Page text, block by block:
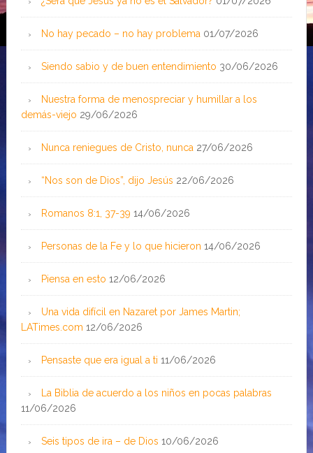
No hay pecado – no hay problema 01/07/2026
Siendo sabio y de buen entendimiento 30/06/2026
Nuestra forma de menospreciar y humillar a los
demás-viejo 29/06/2026
Nunca reniegues de Cristo, nunca 27/06/2026
“Nos son de Dios”, dijo Jesús 22/06/2026
Romanos 8:1, 37-39 14/06/2026
Personas de la Fe y lo que hicieron 14/06/2026
Piensa en esto 12/06/2026
Una vida difícil en Nazaret por James Martin;
LATimes.com 12/06/2026
Pensaste que era igual a ti 11/06/2026
La Biblia de acuerdo a los niños en pocas palabras
11/06/2026
Seis tipos de ira – de Dios 10/06/2026